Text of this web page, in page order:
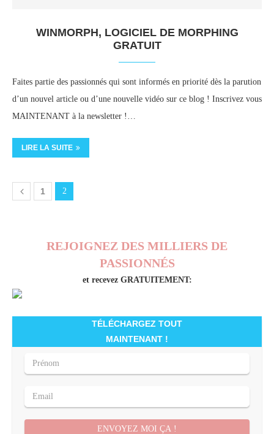
WINMORPH, LOGICIEL DE MORPHING
GRATUIT
Faites partie des passionnés qui sont informés en priorité dès la parution
d’un nouvel article ou d’une nouvelle vidéo sur ce blog ! Inscrivez vous
MAINTENANT à la newsletter !…
LIRE LA SUITE
1 2
REJOIGNEZ DES MILLIERS DE
PASSIONNÉS
et recevez GRATUITEMENT:
TÉLÉCHARGEZ TOUT
MAINTENANT !
ENVOYEZ MOI ÇA !